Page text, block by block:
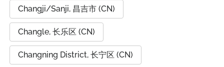
Changji/Sanji, 昌吉市 (CN)
Changle, 长乐区 (CN)
Changning District, 长宁区 (CN)